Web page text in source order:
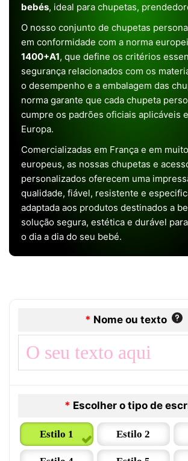
bebés, ideal para chupetas,
O nosso conjunto de chupetas
em conformidade com a norma
1400+A1, que define os critérios
segurança relacionados com os
o desempenho e a embalagem das
norma garante que cada chupeta
cumpre os padrões oficiais aplicáveis
Europa.
Comercializadas em França e em
europeus, as nossas chupetas e
personalizados oferecem uma
qualidade, fiável, resistente e
adaptada aos produtos destinados a
solução segura, estética e durável
o dia a dia do seu bebé.
* Nome ou texto
* Escolher o tipo de
Estilo 1 Estilo 2